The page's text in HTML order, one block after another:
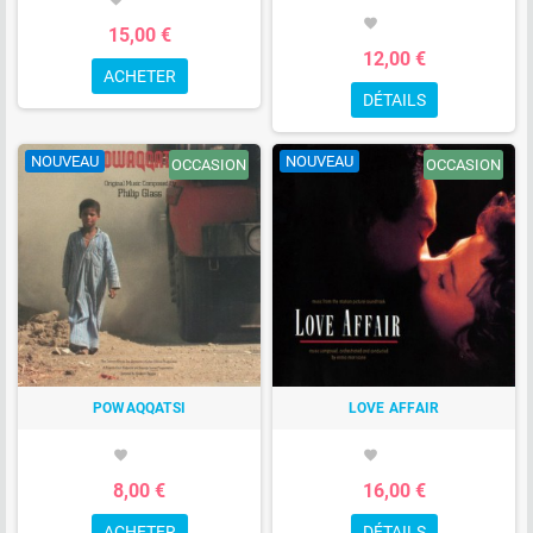
15,00 €
ACHETER
favorite
12,00 €
DÉTAILS
NOUVEAU OCCASION
POWAQQATSI
favorite
8,00 €
NOUVEAU OCCASION
LOVE AFFAIR
favorite
16,00 €